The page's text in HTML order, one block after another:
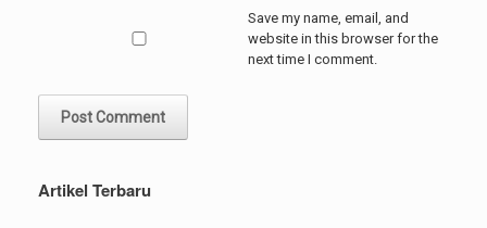
Save my name, email, and
website in this browser for the
next time I comment.
Artikel Terbaru